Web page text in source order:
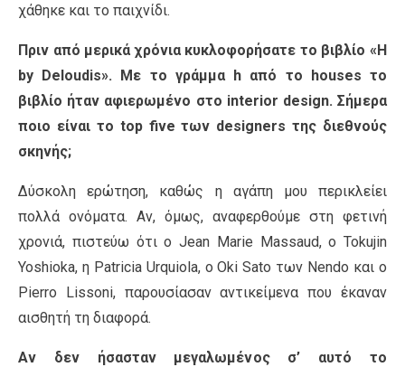
χάθηκε και το παιχνίδι.
Πριν από μερικά χρόνια κυκλοφορήσατε το βιβλίο «H
by Deloudis». Mε το γράμμα h από το houses το
βιβλίο ήταν αφιερωμένο στο interior design. Σήμερα
ποιο είναι το top five των designers της διεθνούς
σκηνής;
Δύσκολη ερώτηση, καθώς η αγάπη μου περικλείει
πολλά ονόματα. Αν, όμως, αναφερθούμε στη φετινή
χρονιά, πιστεύω ότι ο Jean Marie Massaud, ο Tokujin
Yoshioka, η Patricia Urquiola, ο Oki Sato των Nendo και ο
Pierro Lissoni, παρουσίασαν αντικείμενα που έκαναν
αισθητή τη διαφορά.
Αν δεν ήσασταν μεγαλωμένος σ’ αυτό το